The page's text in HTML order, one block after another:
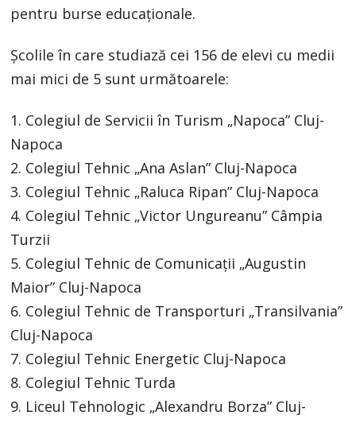
pentru burse educaționale.
Școlile în care studiază cei 156 de elevi cu medii
mai mici de 5 sunt următoarele:
1. Colegiul de Servicii în Turism „Napoca” Cluj-
Napoca
2. Colegiul Tehnic „Ana Aslan” Cluj-Napoca
3. Colegiul Tehnic „Raluca Ripan” Cluj-Napoca
4. Colegiul Tehnic „Victor Ungureanu” Câmpia
Turzii
5. Colegiul Tehnic de Comunicații „Augustin
Maior” Cluj-Napoca
6. Colegiul Tehnic de Transporturi „Transilvania”
Cluj-Napoca
7. Colegiul Tehnic Energetic Cluj-Napoca
8. Colegiul Tehnic Turda
9. Liceul Tehnologic „Alexandru Borza” Cluj-